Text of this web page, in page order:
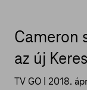
Cameron
az új
TV GO | 2018.